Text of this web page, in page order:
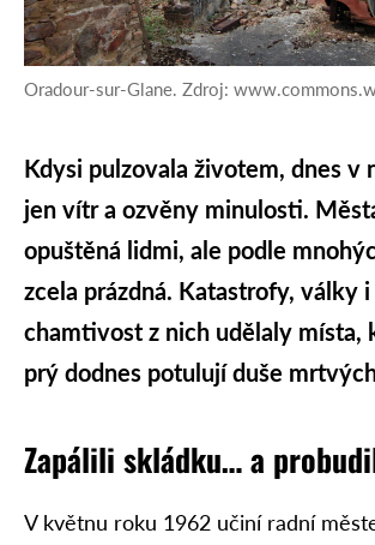
Oradour-sur-Glane. Zdroj:
Kdysi pulzovala životem, dnes v
jen vítr a ozvěny minulosti.
opuštěná lidmi, ale podle
zcela prázdná. Katastrofy, války
chamtivost z nich udělaly místa,
prý dodnes potulují duše
Zapálili skládku… a
V květnu roku 1962 učiní radní